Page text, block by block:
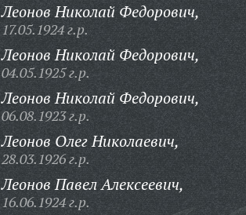
Леонов Николай Федорович,
17.05.1924 г.р.
Леонов Николай Федорович,
04.05.1925 г.р.
Леонов Николай Федорович,
06.08.1923 г.р.
Леонов Олег Николаевич,
28.03.1926 г.р.
Леонов Павел Алексеевич,
16.06.1924 г.р.